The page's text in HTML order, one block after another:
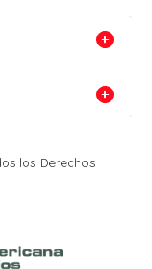
los Derechos